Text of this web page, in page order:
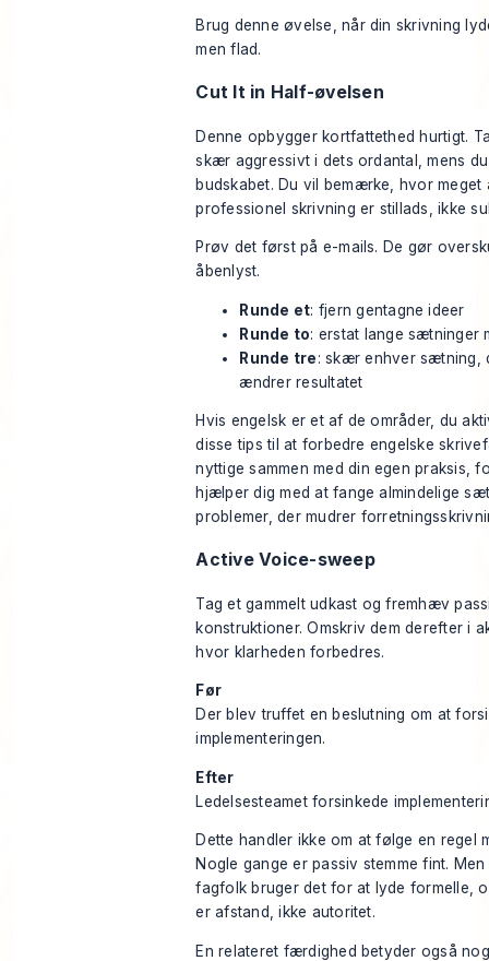
Brug denne øvelse, når din skrivning
men flad.
Cut It in Half-øvelsen
Denne opbygger kortfattethed hurtigt.
skær aggressivt i dets ordantal, mens
budskabet. Du vil bemærke, hvor meget
professionel skrivning er stillads, ikke
Prøv det først på e-mails. De gør
åbenlyst.
Runde et: fjern gentagne ideer
Runde to: erstat lange sætninger
Runde tre: skær enhver sætning,
ændrer resultatet
Hvis engelsk er et af de områder, du
dissetips til at forbedre engelske
nyttige sammen med din egen praksis,
hjælper dig med at fange almindelige
problemer, der mudrer
Active Voice-sweep
Tag et gammelt udkast og fremhæv
konstruktioner. Omskriv dem derefter i
hvor klarheden forbedres.
Før
Der blev truffet en beslutning om at
implementeringen.
Efter
Ledelsesteamet forsinkede
Dette handler ikke om at følge en regel
Nogle gange er passiv stemme fint. Men
fagfolk bruger det for at lyde formelle,
er afstand, ikke autoritet.
En relateret færdighed betyder også